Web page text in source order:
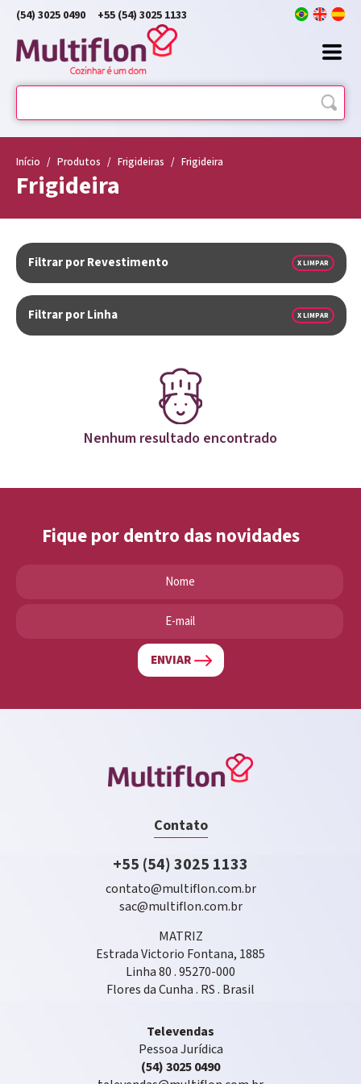
(54) 3025 0490 +55 (54) 3025 1133
Início / Produtos / Frigideiras / Frigideira
Frigideira
Filtrar por Revestimento X LIMPAR
Filtrar por Linha X LIMPAR
Nenhum resultado encontrado
Fique por dentro das novidades
ENVIAR
Contato
+55 (54) 3025 1133
contato@multiflon.com.br
sac@multiflon.com.br
MATRIZ
Estrada Victorio Fontana, 1885
Linha 80 . 95270-000
Flores da Cunha . RS . Brasil
Televendas
Pessoa Jurídica
(54) 3025 0490